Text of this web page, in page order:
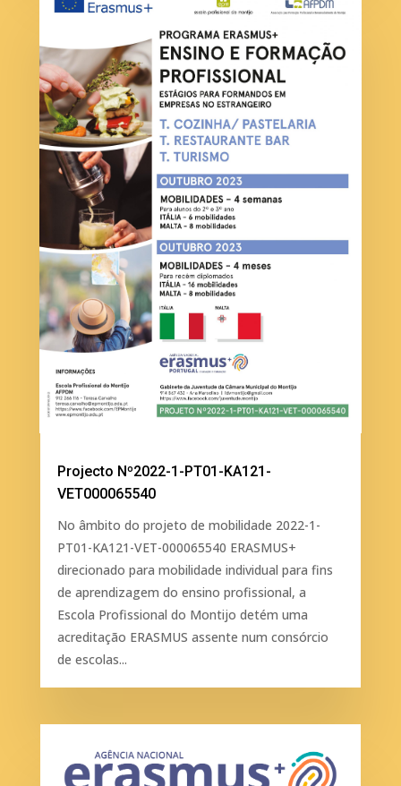
Projecto Nº2022-1-PT01-KA121-
VET000065540
No âmbito do projeto de mobilidade 2022-1-
PT01-KA121-VET-000065540 ERASMUS+
direcionado para mobilidade individual para fins
de aprendizagem do ensino profissional, a
Escola Profissional do Montijo detém uma
acreditação ERASMUS assente num consórcio
de escolas...